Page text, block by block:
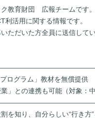
教育財団 広報チームです。
活用に関する情報です。
ただいた方全員に送信してい
ログラム」教材を無償提供
」との連携も可能（対象：中
を知り、自分らしい“行き方